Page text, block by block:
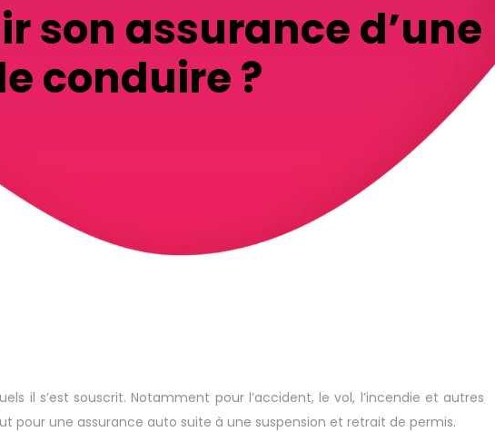
son assurance d’une
conduire ?
il s’est souscrit. Notamment pour l’accident, le vol, l’incendie et autres
pour une assurance auto suite à une suspension et retrait de permis.